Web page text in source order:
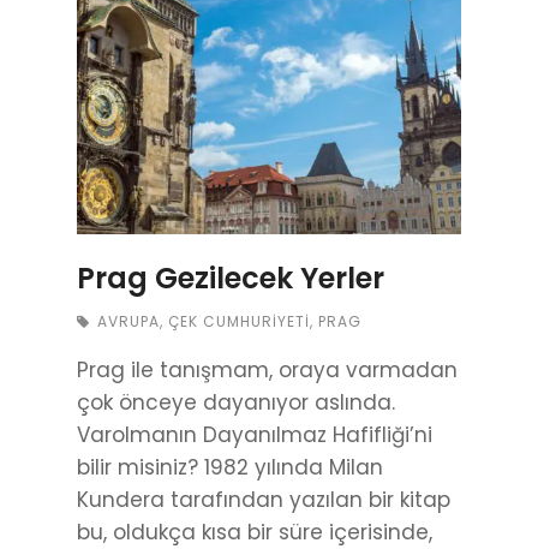
Prag Gezilecek Yerler
AVRUPA, ÇEK CUMHURIYETI, PRAG
Prag ile tanışmam, oraya varmadan
çok önceye dayanıyor aslında.
Varolmanın Dayanılmaz Hafifliği’ni
bilir misiniz? 1982 yılında Milan
Kundera tarafından yazılan bir kitap
bu, oldukça kısa bir süre içerisinde,